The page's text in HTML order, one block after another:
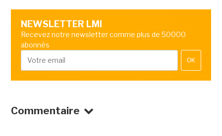
NEWSLETTER LMI
Recevez notre newsletter comme plus de 50000
abonnés
OK
Commentaire